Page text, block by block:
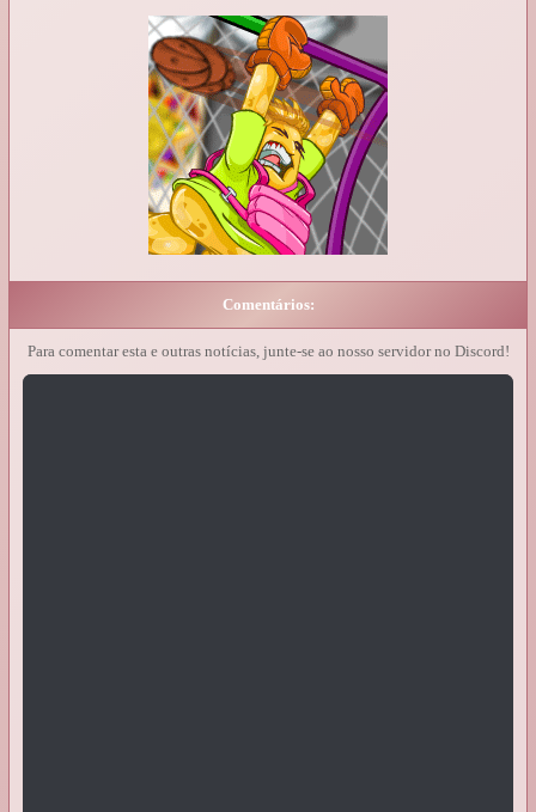
Comentários:
Para comentar esta e outras notícias, junte-se ao nosso servidor no Discord!